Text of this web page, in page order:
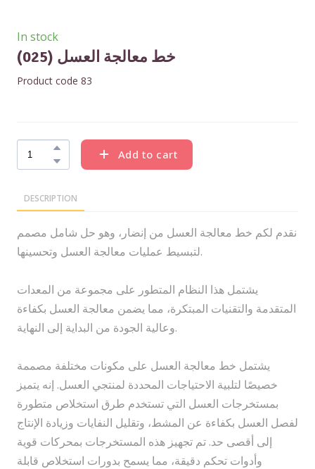
In stock
خط معالجة العسل (025)
Product code 83
Add to cart
DESCRIPTION
نقدم لكم خط معالجة العسل من إنضار، وهو حل شامل مصمم
لتبسيط عمليات معالجة العسل وتحسينها.
يشتمل هذا النظام المتطور على مجموعة من المعدات
المتقدمة والتقنيات المبتكرة، مما يضمن معالجة العسل بكفاءة
وعالية الجودة من البداية إلى النهاية.
يشتمل خط معالجة العسل على مكونات مختلفة مصممة
خصيصًا لتلبية الاحتياجات المحددة لمنتجي العسل. إنه يتميز
بمستخرجات العسل التي تستخدم طرق استخلاص متطورة
لفصل العسل بكفاءة عن المشط، وتقليل النفايات وزيادة الإنتاج
إلى أقصى حد. تم تجهيز هذه المستخرجات بمحركات قوية
وأدوات تحكم دقيقة، مما يسمح بدورات استخلاص قابلة